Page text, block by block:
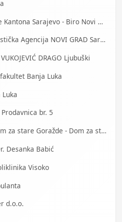
J.U. Služba za zapošljavanje Kantona Sarajevo - Biro Novi Grad
Centrotours - Putnička-Turistička Agencija NOVI GRAD Sarajevo
DRAGO Ljubuški
Banja Luka
Luka
br. 5
Starački dom Goražde - Dom za stare Goražde - Dom za stara lica Goražde
Desanka Babić
Visoko
d.o.o.